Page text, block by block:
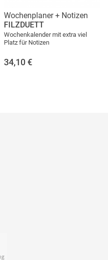
Wochenplaner + Notizen
FILZDUETT
Wochenkalender mit extra viel
Platz für Notizen
34,10 €